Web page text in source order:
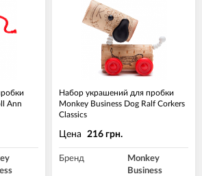
Ann
Набор украшений для пробки
Monkey Business Dog Ralf Corkers
Classics
Цена 216 грн.
Бренд
Monkey
Business